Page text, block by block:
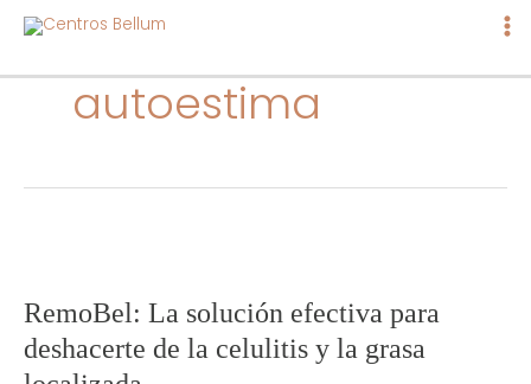
autoestima
RemoBel: La solución efectiva para
deshacerte de la celulitis y la grasa
RemoBel:
solución